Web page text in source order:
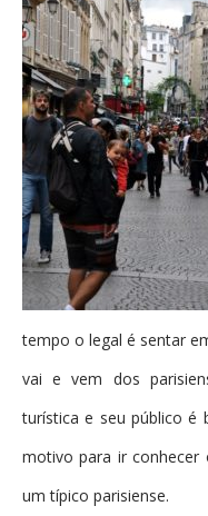
tempo o legal é sentar
vai e vem dos
turística e seu público é
motivo para ir conhecer
um típico parisiense.